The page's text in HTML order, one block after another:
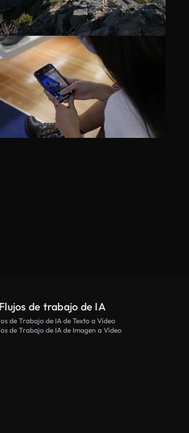
Flujos de trabajo de IA
de Trabajo de IA de Texto a Vídeo
de Trabajo de IA de Imagen a Vídeo